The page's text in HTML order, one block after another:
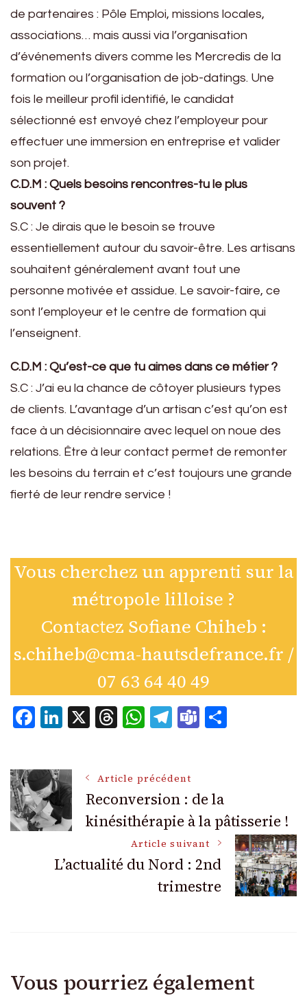
de partenaires : Pôle Emploi, missions locales,
associations… mais aussi via l’organisation
d’événements divers comme les Mercredis de la
formation ou l’organisation de job-datings. Une
fois le meilleur profil identifié, le candidat
sélectionné est envoyé chez l’employeur pour
effectuer une immersion en entreprise et valider
son projet.
C.D.M : Quels besoins rencontres-tu le plus
souvent ?
S.C : Je dirais que le besoin se trouve
essentiellement autour du savoir-être. Les artisans
souhaitent généralement avant tout une
personne motivée et assidue. Le savoir-faire, ce
sont l’employeur et le centre de formation qui
l’enseignent.
C.D.M : Qu’est-ce que tu aimes dans ce métier ?
S.C : J’ai eu la chance de côtoyer plusieurs types
de clients. L’avantage d’un artisan c’est qu’on est
face à un décisionnaire avec lequel on noue des
relations. Être à leur contact permet de remonter
les besoins du terrain et c’est toujours une grande
fierté de leur rendre service !
Vous cherchez un apprenti sur la
métropole lilloise ?
Contactez Sofiane Chiheb :
s.chiheb@cma-hautsdefrance.fr /
07 63 64 40 49
Facebook
LinkedIn
X Threads
WhatsApp
Telegram
Teams
Navigation
des
articles
Article précédent
Reconversion : de la
kinésithérapie à la pâtisserie !
Article suivant
L’actualité du Nord : 2nd
trimestre
Vous pourriez également